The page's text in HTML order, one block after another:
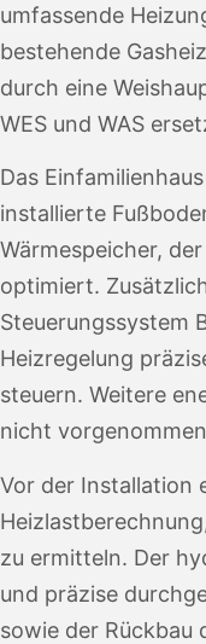
umfassende
bestehende
durch eine
WES und WAS
Das
installierte
Wärmespeicher,
optimiert.
Steuerungssystem
Heizregelung
steuern. Weitere
nicht
Vor der Installation
zu ermitteln. Der
und präzise
sowie der Rückbau